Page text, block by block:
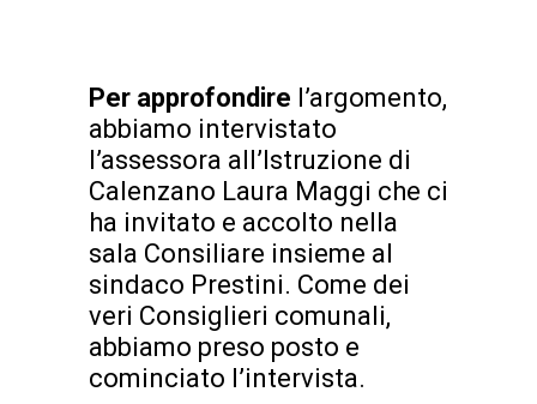
Per approfondire l’argomento,
abbiamo intervistato
l’assessora all’Istruzione di
Calenzano Laura Maggi che ci
ha invitato e accolto nella
sala Consiliare insieme al
sindaco Prestini. Come dei
veri Consiglieri comunali,
abbiamo preso posto e
cominciato l’intervista.